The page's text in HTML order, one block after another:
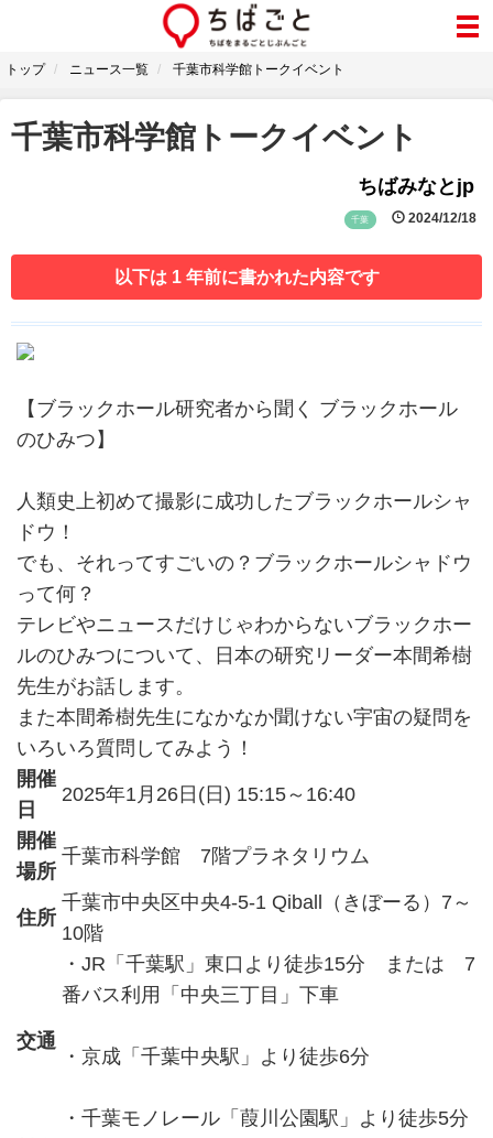
トップ ニュース一覧 千葉市科学館トークイベント
千葉市科学館トークイベント
ちばみなとjp
千葉 2024/12/18
以下は 1 年前に書かれた内容です
【ブラックホール研究者から聞く ブラックホール
のひみつ】
人類史上初めて撮影に成功したブラックホールシャ
ドウ！
でも、それってすごいの？ブラックホールシャドウ
って何？
テレビやニュースだけじゃわからないブラックホー
ルのひみつについて、日本の研究リーダー本間希樹
先生がお話します。
また本間希樹先生になかなか聞けない宇宙の疑問を
いろいろ質問してみよう！
開催
日
2025年1月26日(日) 15:15～16:40
開催
場所
千葉市科学館 7階プラネタリウム
住所
千葉市中央区中央4-5-1 Qiball（きぼーる）7～
10階
交通
・JR「千葉駅」東口より徒歩15分 または 7
番バス利用「中央三丁目」下車
・京成「千葉中央駅」より徒歩6分
・千葉モノレール「葭川公園駅」より徒歩5分